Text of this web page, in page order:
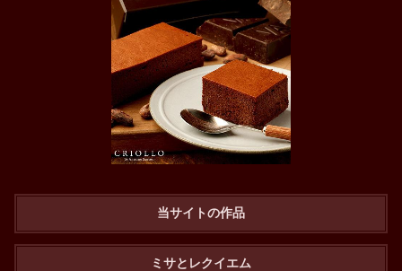
当サイトの作品
ミサとレクイエム